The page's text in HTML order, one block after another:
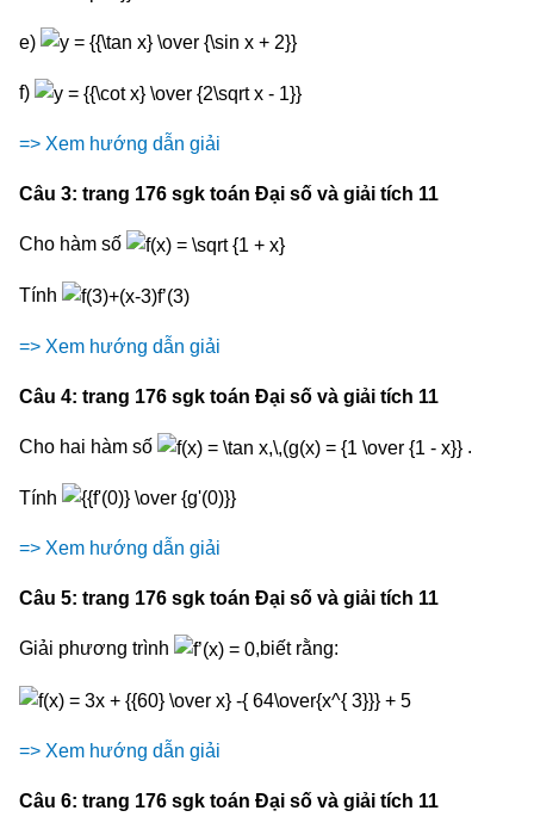
e)
f)
=> Xem hướng dẫn giải
Câu 3: trang 176 sgk toán Đại số và giải tích 11
Cho hàm số
Tính
=> Xem hướng dẫn giải
Câu 4: trang 176 sgk toán Đại số và giải tích 11
Cho hai hàm số .
Tính
=> Xem hướng dẫn giải
Câu 5: trang 176 sgk toán Đại số và giải tích 11
Giải phương trình ,biết rằng:
=> Xem hướng dẫn giải
Câu 6: trang 176 sgk toán Đại số và giải tích 11